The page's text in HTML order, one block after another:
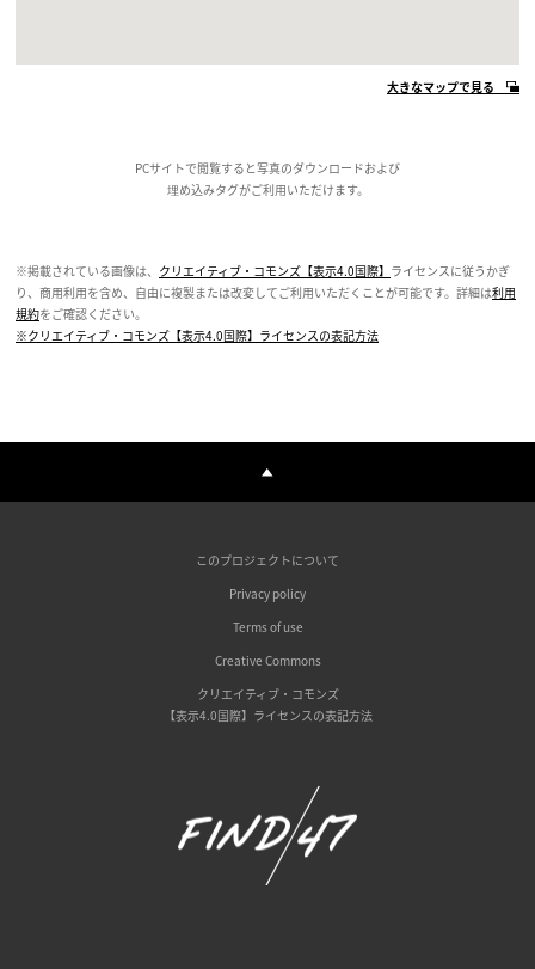
大きなマップで見る
PCサイトで閲覧すると写真のダウンロードおよび
埋め込みタグがご利用いただけます。
※掲載されている画像は、 クリエイティブ・コモンズ【表示4.0国際】 ライセンスに従うかぎ
り、商用利用を含め、自由に複製または改変してご利用いただくことが可能です。詳細は利用
規約をご確認ください。
※クリエイティブ・コモンズ【表示4.0国際】ライセンスの表記方法
このプロジェクトについて
Privacy policy
Terms of use
Creative Commons
クリエイティブ・コモンズ
【表示4.0国際】ライセンスの表記方法